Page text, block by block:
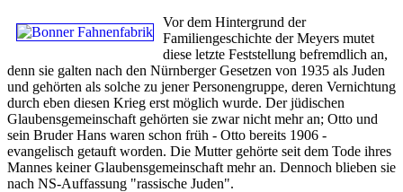
Vor dem Hintergrund der
Familiengeschichte der Meyers mutet
diese letzte Feststellung befremdlich an,
denn sie galten nach den Nürnberger Gesetzen von 1935 als Juden
und gehörten als solche zu jener Personengruppe, deren Vernichtung
durch eben diesen Krieg erst möglich wurde. Der jüdischen
Glaubensgemeinschaft gehörten sie zwar nicht mehr an; Otto und
sein Bruder Hans waren schon früh - Otto bereits 1906 -
evangelisch getauft worden. Die Mutter gehörte seit dem Tode ihres
Mannes keiner Glaubensgemeinschaft mehr an. Dennoch blieben sie
nach NS-Auffassung "rassische Juden".